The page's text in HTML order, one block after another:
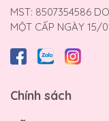
MST: 8507354586
MỘT CẤP NGÀY 15/
Chính sách